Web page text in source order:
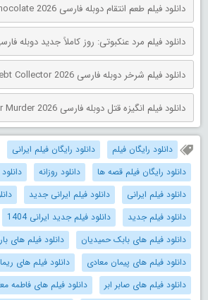
دانلود فیلم طعم انتقام دوبله فارسی One Spoon of Chocolate 2026
دانلود فیلم شرخر دوبله فارسی The Debt Collector 2026
دانلود فیلم انگیزه قتل دوبله فارسی M4M: Motive for Murder 2026
دانلود رایگان فیلم
دانلود رایگان فیلم ایرانی
دانلود رایگان فیلم قصه ها
دانلود روزانه
دانلود فیلم ایرانی
دانلود فیلم ایرانی جدید
دانلود فیلم جدید
دانلود فیلم جدید ایرانی 1404
دانلود فیلم های بابک حمیدیان
دانلود فیلم های
دانلود فیلم های پیمان معادی
دانلود فیلم های
دانلود فیلم های صابر ابر
دانلود فیلم های فاطمه